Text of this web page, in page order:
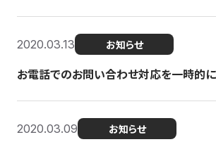
2020.03.13 お知らせ
お電話でのお問い合わせ対応を一時的
2020.03.09 お知らせ